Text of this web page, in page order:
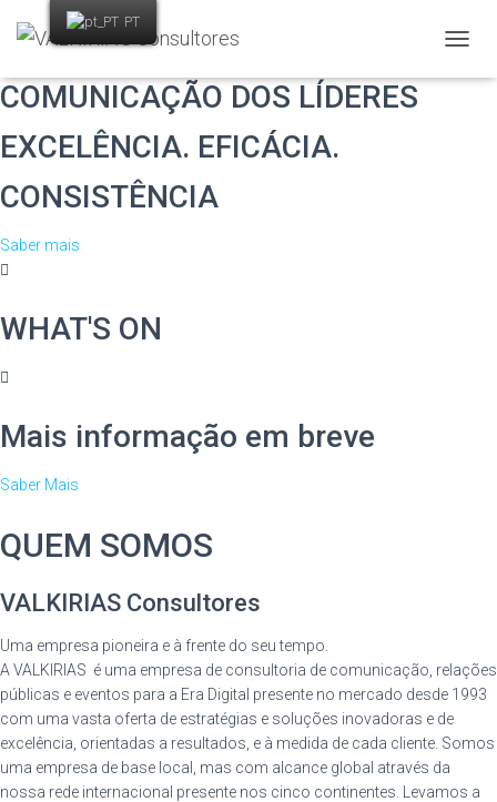
L
DESDE 1993 NA VANGUARDA DA
COMUNICAÇÃO DOS LÍDERES
EXCELÊNCIA. EFICÁCIA.
CONSISTÊNCIA
Saber mais
WHAT'S ON
Mais informação em breve
Saber Mais
QUEM SOMOS
VALKIRIAS Consultores
Uma empresa pioneira e à frente do seu tempo.
A VALKIRIAS é uma empresa de consultoria de comunicação, relações
públicas e eventos para a Era Digital presente no mercado desde 1993
com uma vasta oferta de estratégias e soluções inovadoras e de
excelência, orientadas a resultados, e à medida de cada cliente. Somos
uma empresa de base local, mas com alcance global através da
nossa rede internacional presente nos cinco continentes. Levamos a
PT